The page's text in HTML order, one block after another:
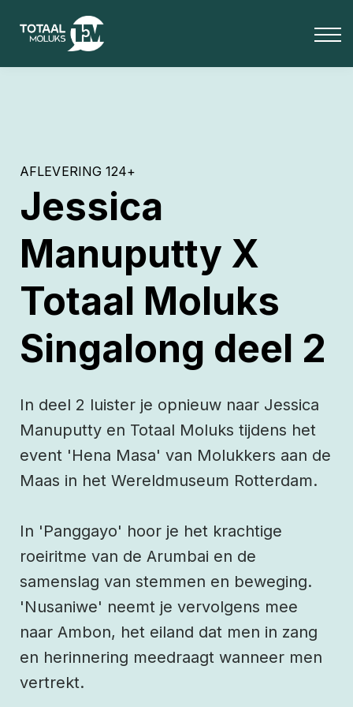
AFLEVERING 124+
Jessica
Manuputty X
Totaal Moluks
Singalong deel 2
In deel 2 luister je opnieuw naar Jessica
Manuputty en Totaal Moluks tijdens het
event 'Hena Masa' van Molukkers aan de
Maas in het Wereldmuseum Rotterdam.
In 'Panggayo' hoor je het krachtige
roeiritme van de Arumbai en de
samenslag van stemmen en beweging.
'Nusaniwe' neemt je vervolgens mee
naar Ambon, het eiland dat men in zang
en herinnering meedraagt wanneer men
vertrekt.